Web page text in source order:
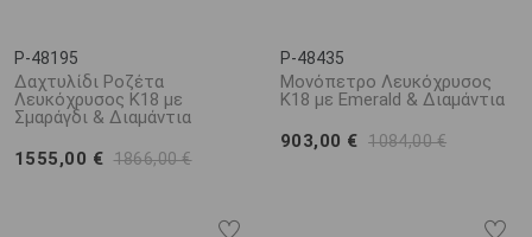
P-48195
Δαχτυλίδι Ροζέτα
Λευκόχρυσος Κ18 με
Σμαράγδι & Διαμάντια
1555,00 € 1866,00 €
P-48435
Μονόπετρο Λευκόχρυσος
Κ18 με Emerald & Διαμάντια
903,00 € 1084,00 €